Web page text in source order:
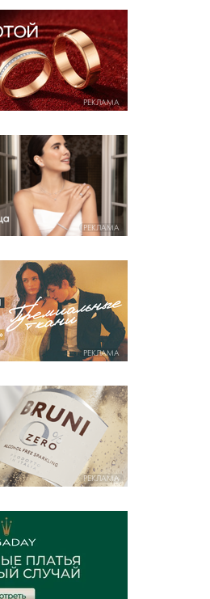
РЕКЛАМА
РЕКЛАМА
РЕКЛАМА
РЕКЛАМА